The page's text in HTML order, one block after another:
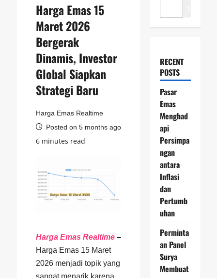
Harga Emas 15
Maret 2026
Bergerak
Dinamis, Investor
Global Siapkan
Strategi Baru
Harga Emas Realtime
Posted on 5 months ago
6 minutes read
Harga Emas Realtime –
Harga Emas 15 Maret
2026 menjadi topik yang
sangat menarik karena
RECENT
POSTS
Pasar
Emas
Menghad
api
Persimpa
ngan
antara
Inflasi
dan
Pertumb
uhan
Perminta
an Panel
Surya
Membuat